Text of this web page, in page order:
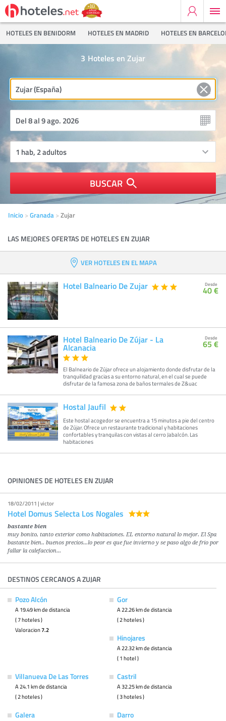
HOTELES EN BENIDORM HOTELES EN MADRID HOTELES EN
Hoteles en Zujar
3
BUSCAR
Inicio Granada Zujar
LAS MEJORES OFERTAS DE HOTELES EN ZUJAR
VER HOTELES EN EL MAPA
Hotel Balneario De Zujar Desde
40 €
Hotel Balneario De Zújar - La
Alcanacia
El Balneario de Zújar ofrece un alojamiento donde disfrutar de la
tranquilidad gracias a su entorno natural, en el cual se puede
disfrutar de la famosa zona de baños termales de Z&uac
Desde
65 €
Hostal Jaufil
Este hostal acogedor se encuentra a 15 minutos a pie del centro
de Zújar. Ofrece un restaurante tradicional y habitaciones
confortables y tranquilas con vistas al cerro Jabalcón. Las
habitaciones
OPINIONES DE HOTELES EN ZUJAR
18/02/2011 | victor
Hotel Domus Selecta Los Nogales
bastante bien
muy bonito, tanto exterior como habitaciones. EL entorno natural lo mejor. El Spa
bastante bien.. buenos precios...lo peor es que fue invierno y se paso algo de frio por
fallar la calefaccion...
DESTINOS CERCANOS A ZUJAR
Pozo Alcón
A 19.49 km de distancia
( 7 hoteles )
Valoracion7.2
Gor
A 22.26 km de distancia
( 2 hoteles )
Hinojares
A 22.32 km de distancia
( 1 hotel )
Villanueva De Las Torres
A 24.1 km de distancia
( 2 hoteles )
Castril
A 32.25 km de distancia
( 3 hoteles )
Galera Darro